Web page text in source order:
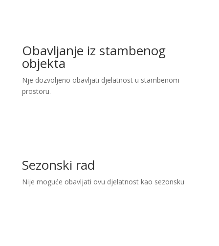
Obavljanje iz stambenog
objekta
Nje dozvoljeno obavljati djelatnost u stambenom
prostoru.
Sezonski rad
Nije moguće obavljati ovu djelatnost kao sezonsku